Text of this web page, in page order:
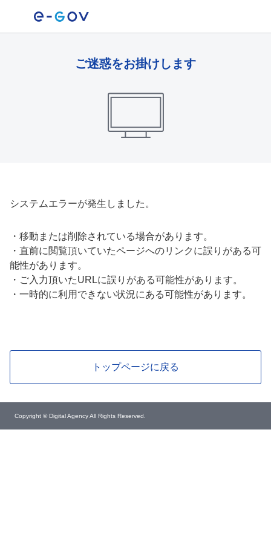
ご迷惑をお掛けします
システムエラーが発生しました。
・ 移動または削除されている場合があります。
・ 直前に閲覧頂いていたページへのリンクに誤りがある可
能性があります。
・ ご入力頂いたURLに誤りがある可能性があります。
・ 一時的に利用できない状況にある可能性があります。
トップページに戻る
Copyright © Digital Agency All Rights Reserved.